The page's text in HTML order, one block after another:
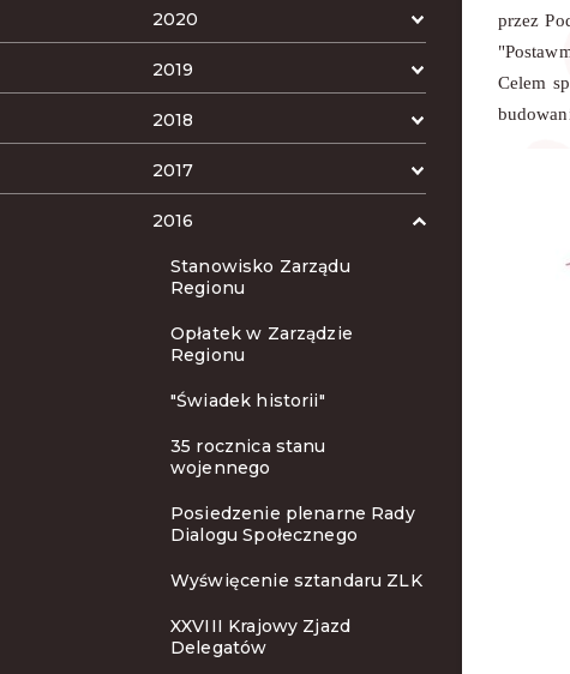
2020
2019
2018
2017
2016
Stanowisko Zarządu
Regionu
Opłatek w Zarządzie
Regionu
"Świadek historii"
35 rocznica stanu
wojennego
Posiedzenie plenarne Rady
Dialogu Społecznego
Wyświęcenie sztandaru ZLK
XXVIII Krajowy Zjazd
Delegatów
przez
Celem